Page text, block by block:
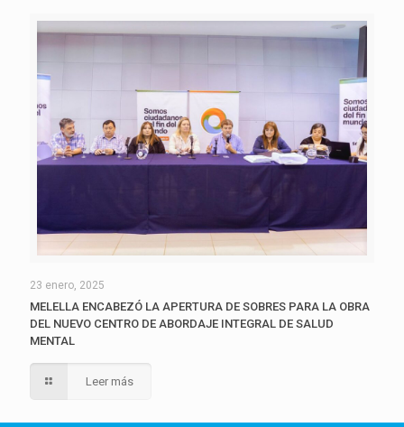
23 enero, 2025
MELELLA ENCABEZÓ LA APERTURA DE SOBRES PARA LA OBRA
DEL NUEVO CENTRO DE ABORDAJE INTEGRAL DE SALUD
MENTAL
Leer más